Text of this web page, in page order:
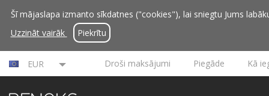
Šī mājaslapa izmanto sīkdatnes ("cookies"), lai sniegtu Jums
Uzzināt vairāk
Piekrītu
EUR Droši maksājumi Piegāde Kā